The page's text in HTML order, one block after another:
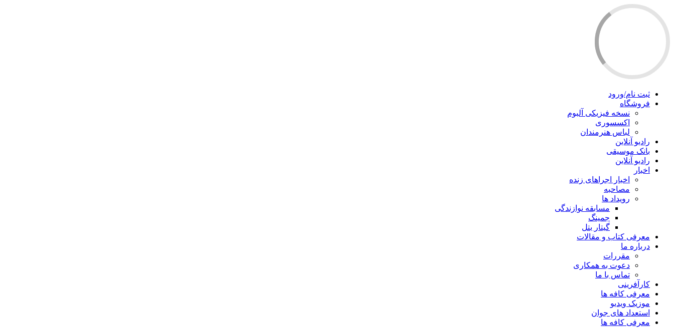
ثبت نام/ورود
فروشگاه
نسخه فیزیکی آلبوم
اکسسوری
لباس هنرمندان
رادیو آنلاین
بانک موسیقی
رادیو آنلاین
اخبار
اخبار اجراهای زنده
مصاحبه
رویداد ها
مسابقه نوازندگی
جمینگ
گیتار بتل
معرفی کتاب و مقالات
درباره ما
مقررات
دعوت به همکاری
تماس با ما
کارآفرینی
معرفی کافه ها
موزیک ویدیو
استعداد های جوان
معرفی کافه ها